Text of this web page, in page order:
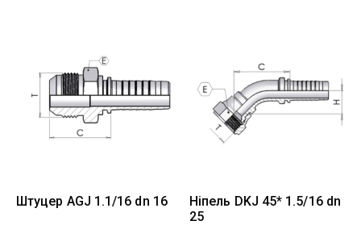
Штуцер AGJ 1.1/16 dn 16
Ніпель DKJ 45* 1.5/16 dn
25